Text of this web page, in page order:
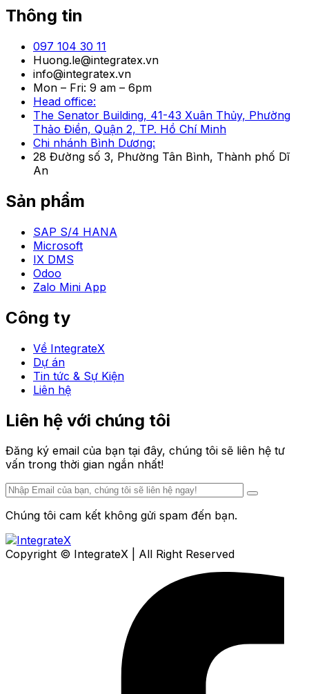
Thông tin
097 104 30 11
Huong.le@integratex.vn
info@integratex.vn
Mon – Fri: 9 am – 6pm
Head office:
The Senator Building, 41-43 Xuân Thủy, Phường
Thảo Điền, Quận 2, TP. Hồ Chí Minh
Chi nhánh Bình Dương:
28 Đường số 3, Phường Tân Bình, Thành phố Dĩ
An
Sản phẩm
SAP S/4 HANA​
Microsoft
IX DMS
Odoo
Zalo Mini App
Công ty
Về IntegrateX
Dự án
Tin tức & Sự Kiện
Liên hệ
Liên hệ với chúng tôi
Đăng ký email của bạn tại đây, chúng tôi sẽ liên hệ tư
vấn trong thời gian ngắn nhất!
Chúng tôi cam kết không gửi spam đến bạn.
Copyright © IntegrateX | All Right Reserved